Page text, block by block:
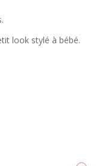
look stylé à bébé.